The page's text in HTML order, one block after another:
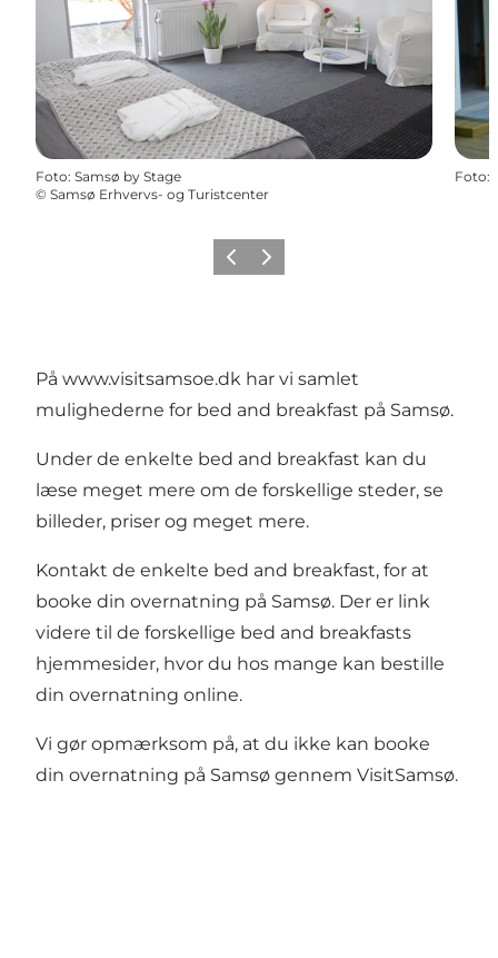
Foto: Samsø by Stage
© Samsø Erhvervs- og Turistcenter
Foto:
ForrigeNæste
På www.visitsamsoe.dk har vi samlet
mulighederne for bed and breakfast på Samsø.
Under de enkelte bed and breakfast kan du
læse meget mere om de forskellige steder, se
billeder, priser og meget mere.
Kontakt de enkelte bed and breakfast, for at
booke din overnatning på Samsø. Der er link
videre til de forskellige bed and breakfasts
hjemmesider, hvor du hos mange kan bestille
din overnatning online.
Vi gør opmærksom på, at du ikke kan booke
din overnatning på Samsø gennem VisitSamsø.